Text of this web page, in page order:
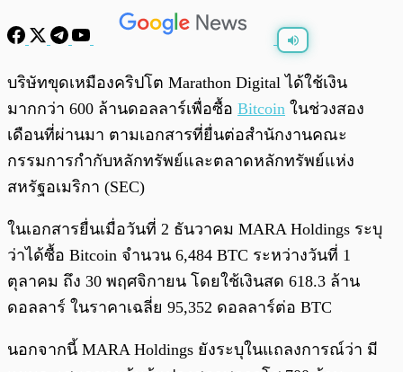
พร้อมเล่น 0:00 /
บริษัทขุดเหมืองคริปโต Marathon Digital ได้ใช้เงิน
มากกว่า 600 ล้านดอลลาร์เพื่อซื้อ Bitcoin ในช่วงสอง
เดือนที่ผ่านมา ตามเอกสารที่ยื่นต่อสำนักงานคณะ
กรรมการกำกับหลักทรัพย์และตลาดหลักทรัพย์แห่ง
สหรัฐอเมริกา (SEC)
ในเอกสารยื่นเมื่อวันที่ 2 ธันวาคม MARA Holdings ระบุ
ว่าได้ซื้อ Bitcoin จำนวน 6,484 BTC ระหว่างวันที่ 1
ตุลาคม ถึง 30 พฤศจิกายน โดยใช้เงินสด 618.3 ล้าน
ดอลลาร์ ในราคาเฉลี่ย 95,352 ดอลลาร์ต่อ BTC
นอกจากนี้ MARA Holdings ยังระบุในแถลงการณ์ว่า มี